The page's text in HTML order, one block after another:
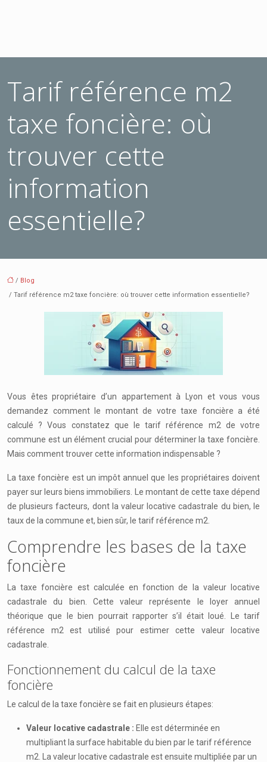
Tarif référence m2
taxe foncière: où
trouver cette
information
essentielle?
/ Blog
/ Tarif référence m2 taxe foncière: où trouver cette information essentielle?
Vous êtes propriétaire d’un appartement à Lyon et vous vous
demandez comment le montant de votre taxe foncière a été
calculé ? Vous constatez que le tarif référence m2 de votre
commune est un élément crucial pour déterminer la taxe foncière.
Mais comment trouver cette information indispensable ?
La taxe foncière est un impôt annuel que les propriétaires doivent
payer sur leurs biens immobiliers. Le montant de cette taxe dépend
de plusieurs facteurs, dont la valeur locative cadastrale du bien, le
taux de la commune et, bien sûr, le tarif référence m2.
Comprendre les bases de la taxe
foncière
La taxe foncière est calculée en fonction de la valeur locative
cadastrale du bien. Cette valeur représente le loyer annuel
théorique que le bien pourrait rapporter s’il était loué. Le tarif
référence m2 est utilisé pour estimer cette valeur locative
cadastrale.
Fonctionnement du calcul de la taxe
foncière
Le calcul de la taxe foncière se fait en plusieurs étapes:
Valeur locative cadastrale : Elle est déterminée en
multipliant la surface habitable du bien par le tarif référence
m2. La valeur locative cadastrale est ensuite multipliée par un